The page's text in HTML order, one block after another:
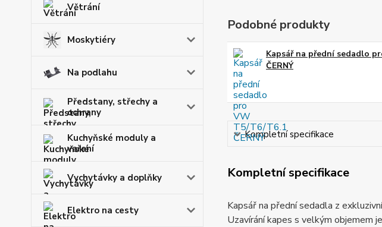
Větrání
Moskytiéry
Na podlahu
Předstany, střechy a
ochrany
Kuchyňské moduly a
vaření
Vychytávky a doplňky
Elektro na cesty
Podobné produkty
Kapsář na přední sedadlo
ČERNÝ
Kompletní specifikace
Kompletní specifikace
Kapsář na přední sedadla z
Uzavírání kapes s velkým objemem